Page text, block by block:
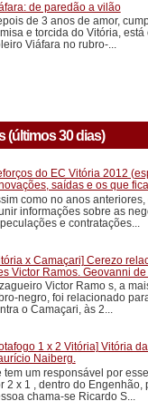
de paredão a vilão
de 3 anos de amor,
e torcida do Vitória,
Viáfara no rubro-...
(últimos 30 dias)
do EC Vitória 2012
saídas e os que
como no anos
informações sobre as
e contratações...
x Camaçari] Cerezo
Victor Ramos. Geovanni de
Victor Ramo s, a
negro, foi relacionado
o Camaçari, às 2...
1 x 2 Vitória] Vitória
Naiberg.
tem um responsável por
2 x 1 , dentro do Engenhão,
chama-se Ricardo S...